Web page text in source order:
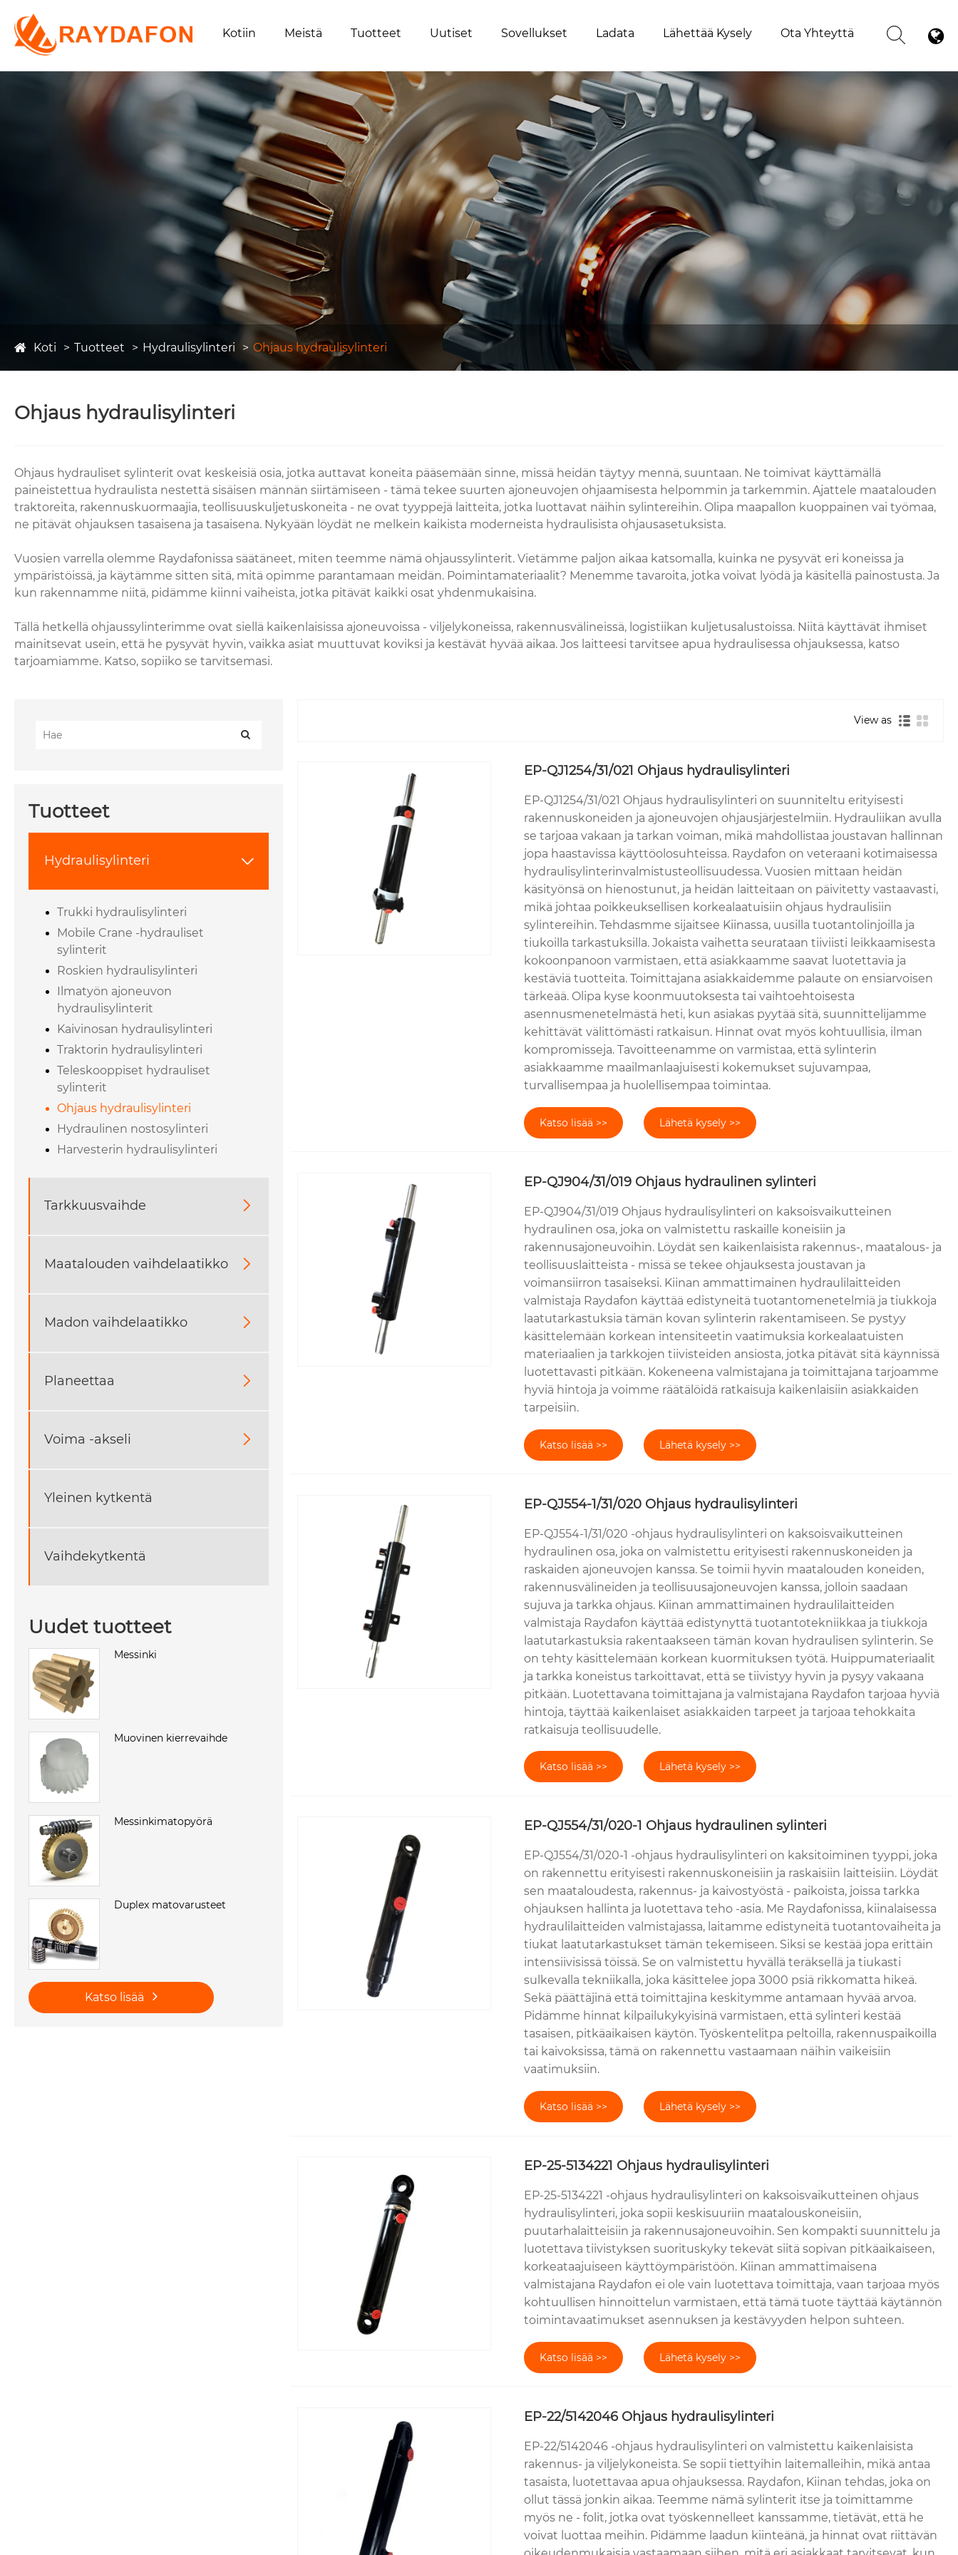
Kotiin Meistä Tuotteet Uutiset Sovellukset Ladata Lähettää Kysely Ota Yhteyttä
Koti Tuotteet Hydraulisylinteri Ohjaus hydraulisylinteri
Ohjaus hydraulisylinteri
Ohjaus hydrauliset sylinterit ovat keskeisiä osia, jotka auttavat koneita pääsemään sinne, missä heidän täytyy mennä, suuntaan. Ne toimivat käyttämällä
paineistettua hydraulista nestettä sisäisen männän siirtämiseen - tämä tekee suurten ajoneuvojen ohjaamisesta helpommin ja tarkemmin. Ajattele maatalouden
traktoreita, rakennuskuormaajia, teollisuuskuljetuskoneita - ne ovat tyyppejä laitteita, jotka luottavat näihin sylintereihin. Olipa maapallon kuoppainen vai työmaa,
ne pitävät ohjauksen tasaisena ja tasaisena. Nykyään löydät ne melkein kaikista moderneista hydraulisista ohjausasetuksista.
Vuosien varrella olemme Raydafonissa säätäneet, miten teemme nämä ohjaussylinterit. Vietämme paljon aikaa katsomalla, kuinka ne pysyvät eri koneissa ja
ympäristöissä, ja käytämme sitten sitä, mitä opimme parantamaan meidän. Poimintamateriaalit? Menemme tavaroita, jotka voivat lyödä ja käsitellä painostusta. Ja
kun rakennamme niitä, pidämme kiinni vaiheista, jotka pitävät kaikki osat yhdenmukaisina.
Tällä hetkellä ohjaussylinterimme ovat siellä kaikenlaisissa ajoneuvoissa - viljelykoneissa, rakennusvälineissä, logistiikan kuljetusalustoissa. Niitä käyttävät ihmiset
mainitsevat usein, että he pysyvät hyvin, vaikka asiat muuttuvat koviksi ja kestävät hyvää aikaa. Jos laitteesi tarvitsee apua hydraulisessa ohjauksessa, katso
tarjoamiamme. Katso, sopiiko se tarvitsemasi.
Tuotteet
Hydraulisylinteri 
Trukki hydraulisylinteri
Mobile Crane -hydrauliset
sylinterit
Roskien hydraulisylinteri
Ilmatyön ajoneuvon
hydraulisylinterit
Kaivinosan hydraulisylinteri
Traktorin hydraulisylinteri
Teleskooppiset hydrauliset
sylinterit
Ohjaus hydraulisylinteri
Hydraulinen nostosylinteri
Harvesterin hydraulisylinteri
Tarkkuusvaihde 
Maatalouden vaihdelaatikko 
Madon vaihdelaatikko 
Planeettaa 
Voima -akseli 
Yleinen kytkentä
Vaihdekytkentä
Uudet tuotteet
Messinki
Muovinen kierrevaihde
Messinkimatopyörä
Duplex matovarusteet
Katso lisää
View as
EP-QJ1254/31/021 Ohjaus hydraulisylinteri
EP-QJ1254/31/021 Ohjaus hydraulisylinteri on suunniteltu erityisesti
rakennuskoneiden ja ajoneuvojen ohjausjärjestelmiin. Hydrauliikan avulla
se tarjoaa vakaan ja tarkan voiman, mikä mahdollistaa joustavan hallinnan
jopa haastavissa käyttöolosuhteissa. Raydafon on veteraani kotimaisessa
hydraulisylinterinvalmistusteollisuudessa. Vuosien mittaan heidän
käsityönsä on hienostunut, ja heidän laitteitaan on päivitetty vastaavasti,
mikä johtaa poikkeuksellisen korkealaatuisiin ohjaus hydraulisiin
sylintereihin. Tehdasmme sijaitsee Kiinassa, uusilla tuotantolinjoilla ja
tiukoilla tarkastuksilla. Jokaista vaihetta seurataan tiiviisti leikkaamisesta
kokoonpanoon varmistaen, että asiakkaamme saavat luotettavia ja
kestäviä tuotteita. Toimittajana asiakkaidemme palaute on ensiarvoisen
tärkeää. Olipa kyse koonmuutoksesta tai vaihtoehtoisesta
asennusmenetelmästä heti, kun asiakas pyytää sitä, suunnittelijamme
kehittävät välittömästi ratkaisun. Hinnat ovat myös kohtuullisia, ilman
kompromisseja. Tavoitteenamme on varmistaa, että sylinterin
asiakkaamme maailmanlaajuisesti kokemukset sujuvampaa,
turvallisempaa ja huolellisempaa toimintaa.
Katso lisää >> Lähetä kysely >>
EP-QJ904/31/019 Ohjaus hydraulinen sylinteri
EP-QJ904/31/019 Ohjaus hydraulisylinteri on kaksoisvaikutteinen
hydraulinen osa, joka on valmistettu raskaille koneisiin ja
rakennusajoneuvoihin. Löydät sen kaikenlaisista rakennus-, maatalous- ja
teollisuuslaitteista - missä se tekee ohjauksesta joustavan ja
voimansiirron tasaiseksi. Kiinan ammattimainen hydraulilaitteiden
valmistaja Raydafon käyttää edistyneitä tuotantomenetelmiä ja tiukkoja
laatutarkastuksia tämän kovan sylinterin rakentamiseen. Se pystyy
käsittelemään korkean intensiteetin vaatimuksia korkealaatuisten
materiaalien ja tarkkojen tiivisteiden ansiosta, jotka pitävät sitä käynnissä
luotettavasti pitkään. Kokeneena valmistajana ja toimittajana tarjoamme
hyviä hintoja ja voimme räätälöidä ratkaisuja kaikenlaisiin asiakkaiden
tarpeisiin.
Katso lisää >> Lähetä kysely >>
EP-QJ554-1/31/020 Ohjaus hydraulisylinteri
EP-QJ554-1/31/020 -ohjaus hydraulisylinteri on kaksoisvaikutteinen
hydraulinen osa, joka on valmistettu erityisesti rakennuskoneiden ja
raskaiden ajoneuvojen kanssa. Se toimii hyvin maatalouden koneiden,
rakennusvälineiden ja teollisuusajoneuvojen kanssa, jolloin saadaan
sujuva ja tarkka ohjaus. Kiinan ammattimainen hydraulilaitteiden
valmistaja Raydafon käyttää edistynyttä tuotantotekniikkaa ja tiukkoja
laatutarkastuksia rakentaakseen tämän kovan hydraulisen sylinterin. Se
on tehty käsittelemään korkean kuormituksen työtä. Huippumateriaalit
ja tarkka koneistus tarkoittavat, että se tiivistyy hyvin ja pysyy vakaana
pitkään. Luotettavana toimittajana ja valmistajana Raydafon tarjoaa hyviä
hintoja, täyttää kaikenlaiset asiakkaiden tarpeet ja tarjoaa tehokkaita
ratkaisuja teollisuudelle.
Katso lisää >> Lähetä kysely >>
EP-QJ554/31/020-1 Ohjaus hydraulinen sylinteri
EP-QJ554/31/020-1 -ohjaus hydraulisylinteri on kaksitoiminen tyyppi, joka
on rakennettu erityisesti rakennuskoneisiin ja raskaisiin laitteisiin. Löydät
sen maataloudesta, rakennus- ja kaivostyöstä - paikoista, joissa tarkka
ohjauksen hallinta ja luotettava teho -asia. Me Raydafonissa, kiinalaisessa
hydraulilaitteiden valmistajassa, laitamme edistyneitä tuotantovaiheita ja
tiukat laatutarkastukset tämän tekemiseen. Siksi se kestää jopa erittäin
intensiivisissä töissä. Se on valmistettu hyvällä teräksellä ja tiukasti
sulkevalla tekniikalla, joka käsittelee jopa 3000 psiä rikkomatta hikeä.
Sekä päättäjinä että toimittajina keskitymme antamaan hyvää arvoa.
Pidämme hinnat kilpailukykyisinä varmistaen, että sylinteri kestää
tasaisen, pitkäaikaisen käytön. Työskentelitpa peltoilla, rakennuspaikoilla
tai kaivoksissa, tämä on rakennettu vastaamaan näihin vaikeisiin
vaatimuksiin.
Katso lisää >> Lähetä kysely >>
EP-25-5134221 Ohjaus hydraulisylinteri
EP-25-5134221 -ohjaus hydraulisylinteri on kaksoisvaikutteinen ohjaus
hydraulisylinteri, joka sopii keskisuuriin maatalouskoneisiin,
puutarhalaitteisiin ja rakennusajoneuvoihin. Sen kompakti suunnittelu ja
luotettava tiivistyksen suorituskyky tekevät siitä sopivan pitkäaikaiseen,
korkeataajuiseen käyttöympäristöön. Kiinan ammattimaisena
valmistajana Raydafon ei ole vain luotettava toimittaja, vaan tarjoaa myös
kohtuullisen hinnoittelun varmistaen, että tämä tuote täyttää käytännön
toimintavaatimukset asennuksen ja kestävyyden helpon suhteen.
Katso lisää >> Lähetä kysely >>
EP-22/5142046 Ohjaus hydraulisylinteri
EP-22/5142046 -ohjaus hydraulisylinteri on valmistettu kaikenlaisista
rakennus- ja viljelykoneista. Se sopii tiettyihin laitemalleihin, mikä antaa
tasaista, luotettavaa apua ohjauksessa. Raydafon, Kiinan tehdas, joka on
ollut tässä jonkin aikaa. Teemme nämä sylinterit itse ja toimittamme
myös ne - folit, jotka ovat työskennelleet kanssamme, tietävät, että he
voivat luottaa meihin. Pidämme laadun kiinteänä, ja hinnat ovat riittävän